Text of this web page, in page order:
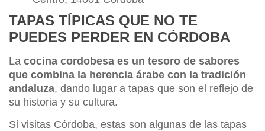
TAPAS TÍPICAS QUE NO TE
PUEDES PERDER EN CÓRDOBA
La cocina cordobesa es un tesoro de sabores
que combina la herencia árabe con la tradición
andaluza, dando lugar a tapas que son el reflejo de
su historia y su cultura.
Si visitas Córdoba, estas son algunas de las tapas